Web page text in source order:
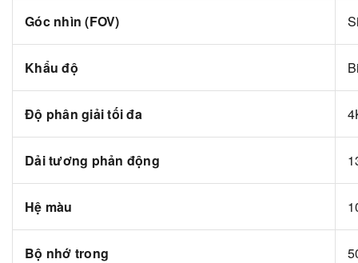
Góc nhìn (FOV)
Khẩu độ
Độ phân giải tối đa
Dải tương phản động
Hệ màu
Bộ nhớ trong